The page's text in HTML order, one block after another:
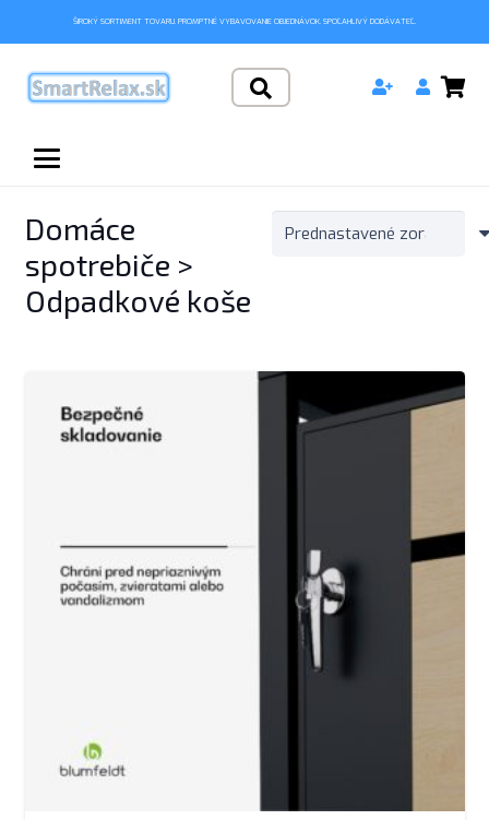
ŠIROKÝ SORTIMENT TOVARU. PROMPTNÉ VYBAVOVANIE OBJEDNÁVOK. SPOĽAHLIVÝ DODÁVATEĽ.
Domáce
spotrebiče >
Odpadkové koše